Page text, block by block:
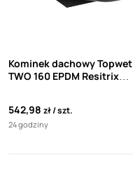
Kominek dachowy Topwet
TWO 160 EPDM Resitrix
542,98 zł szt.
24 godziny